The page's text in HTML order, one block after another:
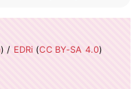
) / EDRi (CC BY-SA 4.0)